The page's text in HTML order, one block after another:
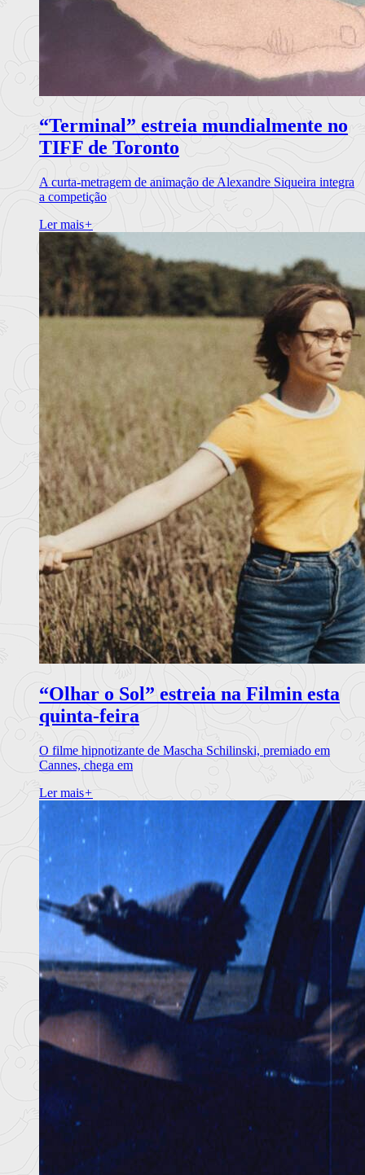
“Terminal” estreia mundialmente no
TIFF de Toronto
A curta-metragem de animação de Alexandre Siqueira integra
a competição
Ler mais+
“Olhar o Sol” estreia na Filmin esta
quinta-feira
O filme hipnotizante de Mascha Schilinski, premiado em
Cannes, chega em
Ler mais+